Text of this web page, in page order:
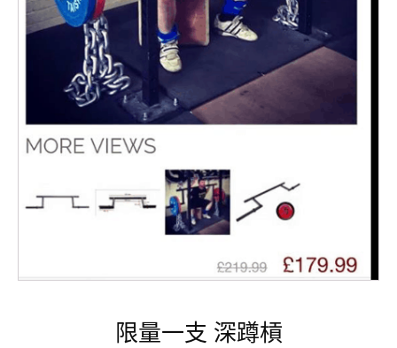
限量一支 深蹲槓